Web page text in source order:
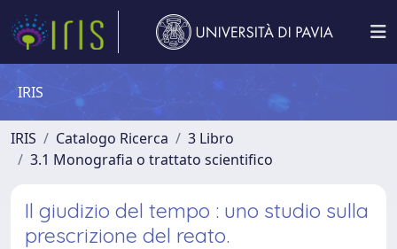
IRIS
IRIS Catalogo Ricerca
3 Libro
3.1 Monografia o trattato scientifico
Il giudizio del tempo : uno studio sulla
prescrizione del reato.